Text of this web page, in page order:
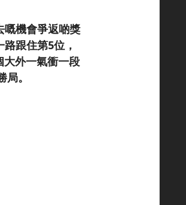
嘅機會爭返啲獎
跟住第5位，
外一氣衝一段
。